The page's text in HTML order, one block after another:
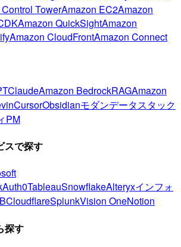
TowerAmazon EC2Amazon
Amazon QuickSightAmazon
Amazon CloudFrontAmazon Connect
ClaudeAmazon BedrockRAGAmazon
CursorObsidianモダンデータスタック
PM
スで探す
Auth0TableauSnowflakeAlteryxインフォ
CloudflareSplunkVision OneNotion
探す